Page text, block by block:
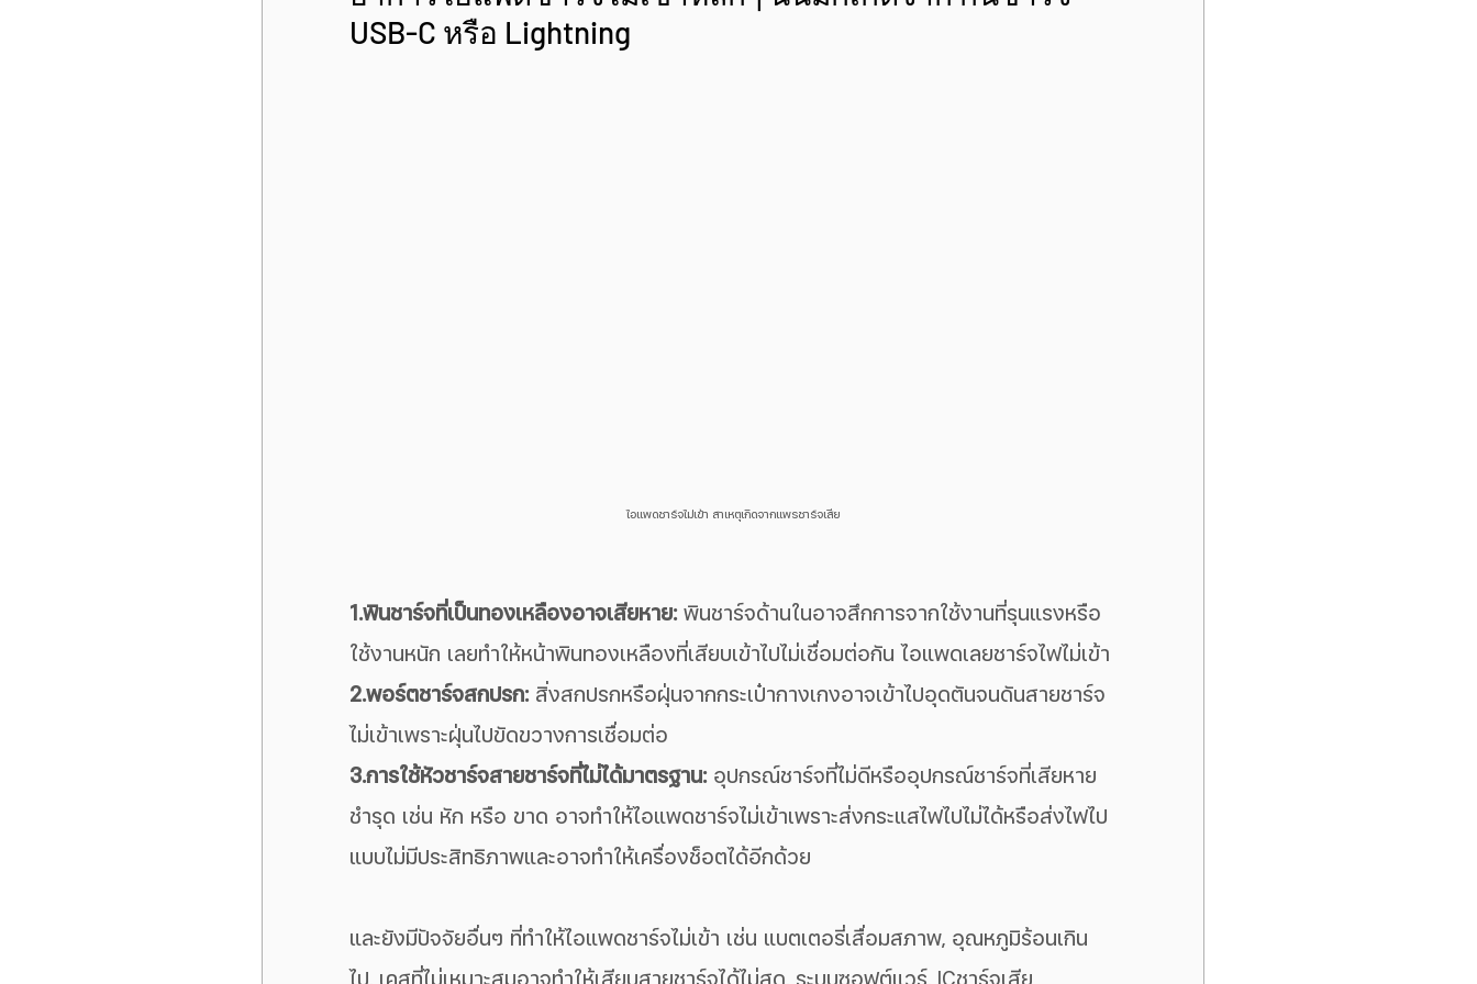
USB-C หรือ Lightning
ไอแพดชาร์จไม่เข้า สาเหตุเกิดจากแพรชาร์จเสีย
1.พินชาร์จที่เป็นทองเหลืองอาจเสียหาย: พินชาร์จด้านในอาจสึกการจากใช้งานที่รุนแรงหรือ
ใช้งานหนัก เลยทำให้หน้าพินทองเหลืองที่เสียบเข้าไปไม่เชื่อมต่อกัน ไอแพดเลยชาร์จไฟไม่เข้า
2.พอร์ตชาร์จสกปรก: สิ่งสกปรกหรือฝุ่นจากกระเป๋ากางเกงอาจเข้าไปอุดตันจนดันสายชาร์จ
ไม่เข้าเพราะฝุ่นไปขัดขวางการเชื่อมต่อ
3.การใช้หัวชาร์จสายชาร์จที่ไม่ได้มาตรฐาน: อุปกรณ์ชาร์จที่ไม่ดีหรืออุปกรณ์ชาร์จที่เสียหาย
ชำรุด เช่น หัก หรือ ขาด อาจทำให้ไอแพดชาร์จไม่เข้าเพราะส่งกระแสไฟไปไม่ได้หรือส่งไฟไป
แบบไม่มีประสิทธิภาพและอาจทำให้เครื่องช็อตได้อีกด้วย
และยังมีปัจจัยอื่นๆ ที่ทำให้ไอแพดชาร์จไม่เข้า เช่น แบตเตอรี่เสื่อมสภาพ, อุณหภูมิร้อนเกิน